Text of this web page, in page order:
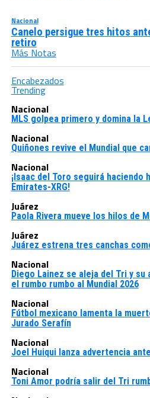
Nacional
Canelo persigue tres hitos
retiro
Más Notas
Encabezados
Trending
Nacional
MLS golpea primero y domina la
Nacional
Quiñones revive el Mundial que
Nacional
¡Isaac del Toro seguirá haciendo
Emirates-XRG!
Juárez
Paola Rivera mueve los hilos de
Juárez
Juárez estrena tres canchas
Nacional
Diego Lainez se aleja del Tri y su
el rumbo rumbo al Mundial 2026
Nacional
Fútbol mexicano lamenta la
Jurado Serafín
Nacional
Joel Huiqui lanza advertencia
Nacional
Toni Amor podría salir del Tri